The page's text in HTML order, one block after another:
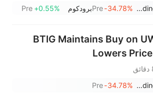
UWM Holdings Corp. Class A
-34.78%
Preبرودكوم +0.55%
Pre
BTIG Maintains Buy on
Lowers
UWM Holdings Corp. Class A
-34.78%
Pre